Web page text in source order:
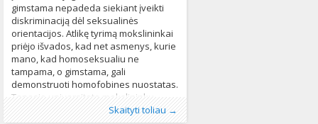
gimstama nepadeda siekiant įveikti
diskriminaciją dėl seksualinės
orientacijos. Atlikę tyrimą mokslininkai
priėjo išvados, kad net asmenys, kurie
mano, kad homoseksualiu ne
tampama, o gimstama, gali
demonstruoti homofobines nuostatas.
Tenesio universiteto mokslininkų
atliktas tyrimas parodė, kad daugelis
Skaityti toliau →
Publikavo:Aliona, LGL
Kategorijos:LGBT pasaulyje,Naujienos,
Pasaulyje347
Žymos:diskriminacija,homofobija,
Homoseksualumas,Seksualinė orientacija528